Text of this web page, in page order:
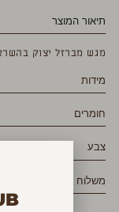
תיאור המוצר
מגש מברזל יצוק
מידות
חומרים
צבע
משלוח